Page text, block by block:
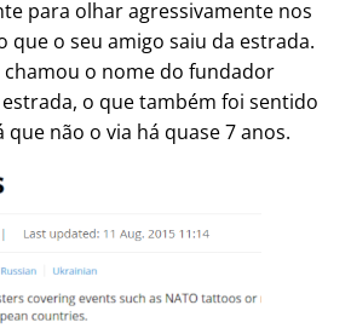
para olhar agressivamente nos
que o seu amigo saiu da estrada.
chamou o nome do fundador
o que também foi sentido
não o via há quase 7 anos.